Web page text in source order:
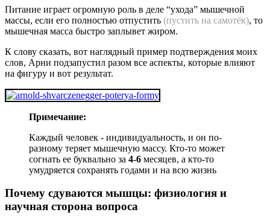
Питание играет огромную роль в деле “ухода” мышечной
массы, если его полностью отпустить (пустить на самотёк), то
мышечная масса быстро заплывет жиром.
К слову сказать, вот наглядный пример подтверждения моих
слов, Арни подзапустил разом все аспекты, которые влияют
на фигуру и вот результат.
Примечание:
Каждый человек - индивидуальность, и он по-
разному теряет мышечную массу. Кто-то может
согнать ее буквально за 4-6 месяцев, а кто-то
умудряется сохранять годами и на всю жизнь
Почему сдуваются мышцы: физиология и
научная сторона вопроса